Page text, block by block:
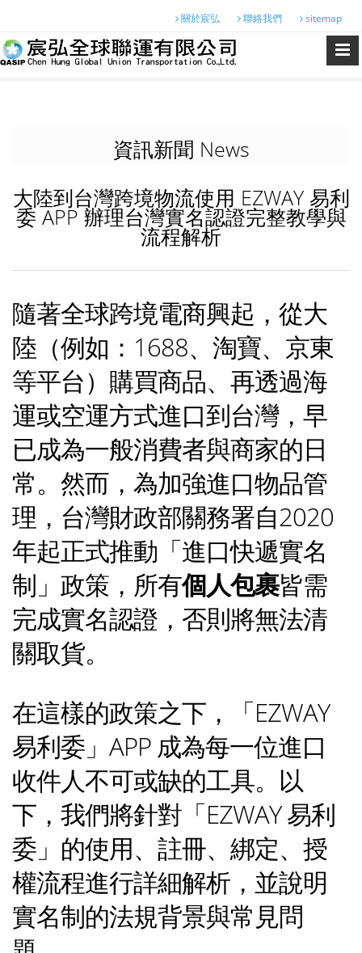
關於宸弘 聯絡我們 sitemap
資訊新聞 News
大陸到台灣跨境物流使用 EZWAY 易利
委 APP 辦理台灣實名認證完整教學與
流程解析
隨著全球跨境電商興起，從大
陸（例如：1688、淘寶、京東
等平台）購買商品、再透過海
運或空運方式進口到台灣，早
已成為一般消費者與商家的日
常。然而，為加強進口物品管
理，台灣財政部關務署自2020
年起正式推動「進口快遞實名
制」政策，所有個人包裹皆需
完成實名認證，否則將無法清
關取貨。
在這樣的政策之下，「EZWAY
易利委」APP 成為每一位進口
收件人不可或缺的工具。以
下，我們將針對「EZWAY 易利
委」的使用、註冊、綁定、授
權流程進行詳細解析，並說明
實名制的法規背景與常見問